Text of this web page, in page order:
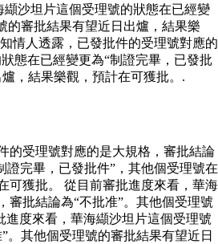
沙坦片這個受理號的狀態在已經變
的審批結果有望近日出爐，結果樂
情人透露，已發批件的受理號對應的
態在已經變更為“制證完畢，已發批
，結果樂觀，預計在可獲批。.
的受理號對應的是大規格，審批結論
完畢，已發批件”，其他個受理號在
可獲批。 從目前審批進度來看，華海
審批結論為“不批准”。其他個受理號
進度來看，華海纈沙坦片這個受理號
。其他個受理號的審批結果有望近日